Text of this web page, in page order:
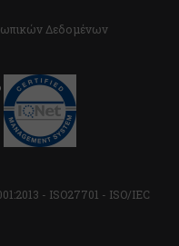
Δεδομένων
- ISO27701 - ISO/IEC